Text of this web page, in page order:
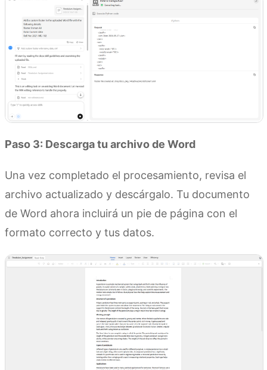
Paso 3: Descarga tu archivo de Word
Una vez completado el procesamiento, revisa el
archivo actualizado y descárgalo. Tu documento
de Word ahora incluirá un pie de página con el
formato correcto y tus datos.